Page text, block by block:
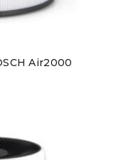
Air2000